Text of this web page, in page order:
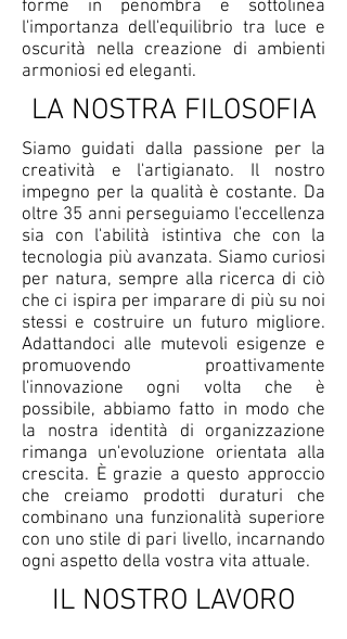
forme in penombra e sottolinea
l'importanza dell'equilibrio tra luce e
oscurità nella creazione di ambienti
armoniosi ed eleganti.
LA NOSTRA FILOSOFIA
Siamo guidati dalla passione per la
creatività e l'artigianato. Il nostro
impegno per la qualità è costante. Da
oltre 35 anni perseguiamo l'eccellenza
sia con l'abilità istintiva che con la
tecnologia più avanzata. Siamo curiosi
per natura, sempre alla ricerca di ciò
che ci ispira per imparare di più su noi
stessi e costruire un futuro migliore.
Adattandoci alle mutevoli esigenze e
promuovendo proattivamente
l'innovazione ogni volta che è
possibile, abbiamo fatto in modo che
la nostra identità di organizzazione
rimanga un'evoluzione orientata alla
crescita. È grazie a questo approccio
che creiamo prodotti duraturi che
combinano una funzionalità superiore
con uno stile di pari livello, incarnando
ogni aspetto della vostra vita attuale.
IL NOSTRO LAVORO